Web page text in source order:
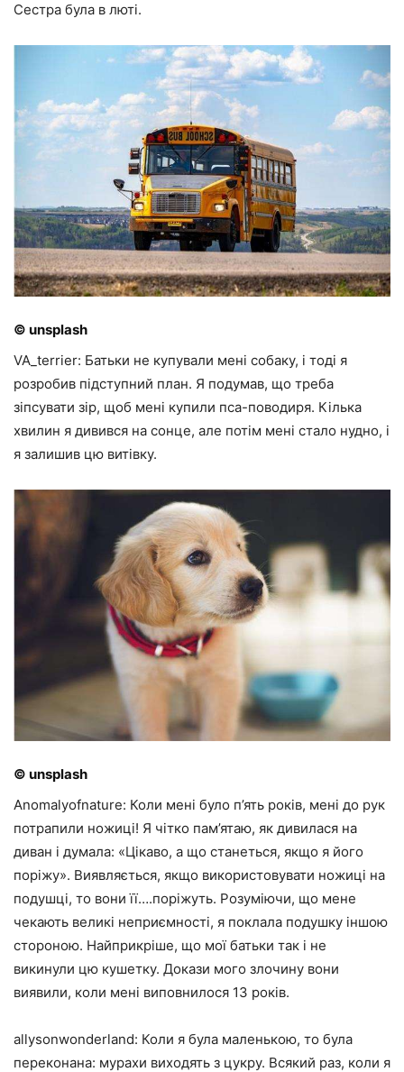
Сестра була в люті.
© unsplash
VA_terrier: Батьки не купували мені собаку, і тоді я
розробив підступний план. Я подумав, що треба
зіпсувати зір, щоб мені купили пса-поводиря. Кілька
хвилин я дивився на сонце, але потім мені стало нудно, і
я залишив цю витівку.
© unsplash
Anomalyofnature: Коли мені було п’ять років, мені до рук
потрапили ножиці! Я чітко пам’ятаю, як дивилася на
диван і думала: «Цікаво, а що станеться, якщо я його
поріжу». Виявляється, якщо використовувати ножиці на
подушці, то вони її….поріжуть. Розуміючи, що мене
чекають великі неприємності, я поклала подушку іншою
стороною. Найприкріше, що мої батьки так і не
викинули цю кушетку. Докази мого злочину вони
виявили, коли мені виповнилося 13 років.
allysonwonderland: Коли я була маленькою, то була
переконана: мурахи виходять з цукру. Всякий раз, коли я